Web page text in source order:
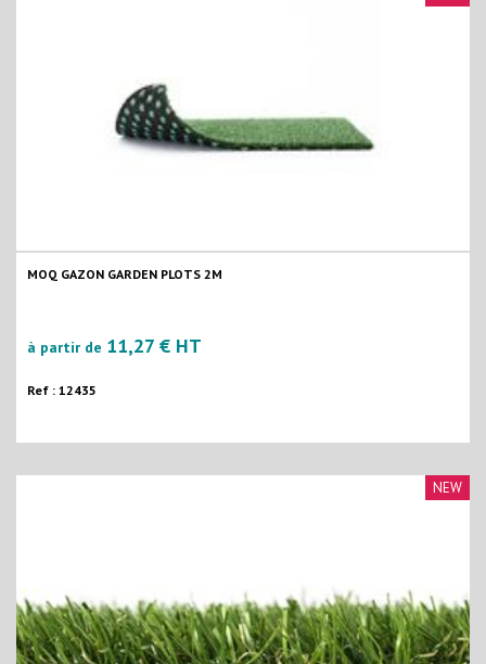
MOQ GAZON GARDEN PLOTS 2M
à partir de 11,27 € HT
Ref : 12435
NEW